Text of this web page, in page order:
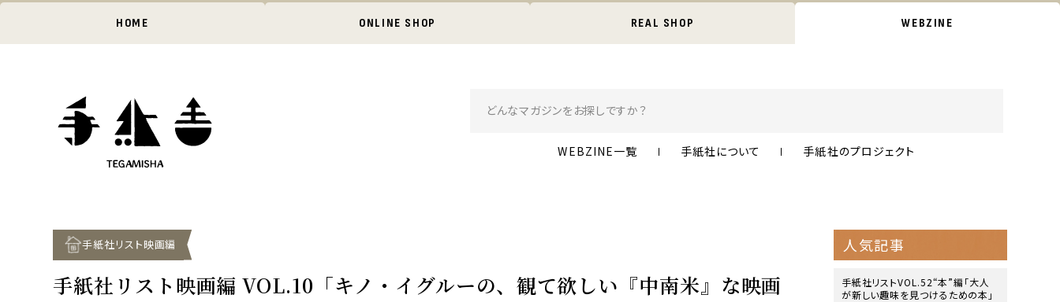
HOME ONLINE SHOP REAL SHOP WEBZINE
WEBZINE一覧 手紙社について 手紙社のプロジェクト
手紙社リスト映画編
手紙社リスト映画編 VOL.10「キノ・イグルーの、観て欲しい『中南米』な映画
人気記事
手紙社リストVOL.52“本”編「大人
が新しい趣味を見つけるための本」